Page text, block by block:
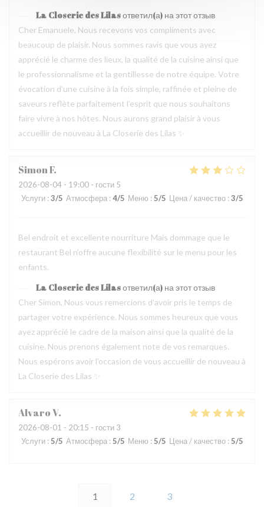
La Closerie des Lilasответил(а) на этот отзыв
Cher Emanuele, Nous recevons vos compliments avec
beaucoup de plaisir. Nous sommes ravis que vous ayez
apprécié le charme des lieux, la qualité de la cuisine ainsi que
le professionnalisme et la gentillesse de notre équipe. Votre
évocation d’une cuisine à la fois simple, raffinée et pleine de
saveurs reflète parfaitement l’esprit que nous souhaitons
faire vivre à nos hôtes. Nous aurons grand plaisir à vous
accueillir de nouveau à La Closerie des Lilas ✨
SimonF
2026-08-04 - 19:00 - гости 5
Услуги : 3/5 Атмосфера : 4/5 Меню : 5/5 Цена / качество : 3/5
Bel endroit et excellente nourriture Mais dommage que le
restaurant Bel n’offre aucune flexibilité sur le menu pour les
enfants.
La Closerie des Lilasответил(а) на этот отзыв
Cher Simon, Nous vous remercions d’avoir pris le temps de
partager votre expérience. Nous sommes heureux que vous
ayez apprécié le cadre de la maison ainsi que la qualité de la
cuisine. Nous prenons également note de vos remarques.
Nous espérons avoir l’occasion de vous accueillir de nouveau à
La Closerie des Lilas ✨
AlvaroV
2026-08-01 - 20:15 - гости 3
Услуги : 5/5 Атмосфера : 5/5 Меню : 5/5 Цена / качество : 5/5
1 2 3